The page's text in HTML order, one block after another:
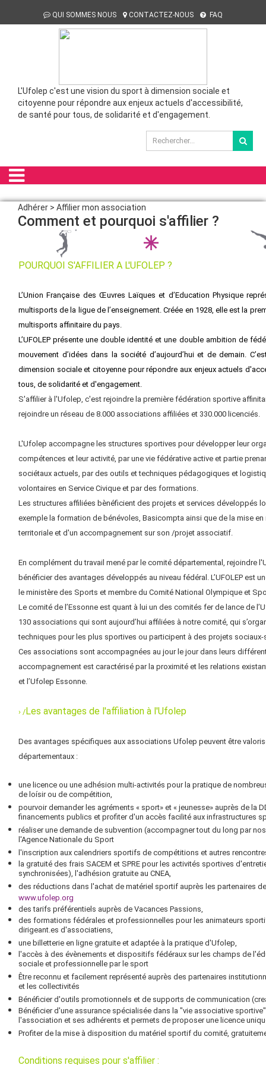
QUI SOMMES NOUS CONTACTEZ-NOUS FAQ
L'Ufolep c'est une vision du sport à dimension sociale et
citoyenne pour répondre aux enjeux actuels d'accessibilité,
de santé pour tous, de solidarité et d'engagement.
Adhérer > Affilier mon association
Comment et pourquoi s'affilier ?
POURQUOI S'AFFILIER A L'UFOLEP ?
L’Union Française des Œuvres Laïques et d’Education Physique
multisports de la ligue de l’enseignement. Créée en 1928, elle est la
multisports affinitaire du pays.
L’UFOLEP présente une double identité et une double ambition de
mouvement d’idées dans la société d’aujourd’hui et de demain.
dimension sociale et citoyenne pour répondre aux enjeux actuels
tous, de solidarité et d'engagement.
S'affilier à l'Ufolep, c'est rejoindre la première fédération sportive
rejoindre un réseau de 8.000 associations affiliées et 330.000 licenciés.
L'Ufolep accompagne les structures sportives pour développer leur
compétences et leur activité, par une vie fédérative active et partie
sociétaux actuels, par des outils et techniques pédagogiques et
volontaires en Service Civique et par des formations.
Les structures affiliées bènéficient des projets et services développés
exemple la formation de bénévoles, Basicompta ainsi que de la mise
territoriale et d'un accompagnement sur son /projet associatif.
En complément du travail mené par le comité départemental, rejoindre
bénéficier des avantages développés au niveau fédéral. L’UFOLEP est
le ministère des Sports et membre du Comité National Olympique et
Le comité de l’Essonne est quant à lui un des comités fer de lance de
130 associations qui sont aujourd’hui affiliées à notre comité, qui
techniques pour les plus sportives ou participent à des projets
Ces associations sont accompagnées au jour le jour dans leurs
accompagnement est caractérisé par la proximité et les relations
et l’Ufolep Essonne.
› / Les avantages de l'affiliation à l'Ufolep
Des avantages spécifiques aux associations Ufolep peuvent être
départementaux :
une licence ou une adhésion multi-activités pour la pratique de
de loísir ou de compétition,
pourvoir demander les agréments « sport» et « jeunesse» auprès de la
financements publics et profiter d'un accès facilité aux infrastructures
réaliser une demande de subvention (accompagner tout du long par
l'Agence Nationale du Sport
l'inscription aux calendriers sportifs de compétitions et autres
la gratuité des frais SACEM et SPRE pour les activités sportives
synchronisées), l'adhésion gratuite au CNEA,
des réductions dans l'achat de matériel sportif auprès les partenaires
www.ufolep.org
des tarifs préférentiels auprès de Vacances Passions,
des formations fédérales et professionnelles pour les animateurs
dirigeant.es d'associatiens,
une billetterie en ligne gratuite et adaptée à la pratique d'Ufolep,
l'accès à des évènements et dispositifs fédéraux sur les champs de
sociale et professionnelle par le sport
Être reconnu et facilement représenté auprès des partenaires
et les collectivités
Bénéficier d'outils promotionnels et de supports de communication
Bénéficier d'une assurance spécialisée dans la "vie associative
l'association et ses adhérents et permets de proposer une licence
Profiter de la mise à disposition du matériel sportif du comité,
Conditions requises pour s'affilier :